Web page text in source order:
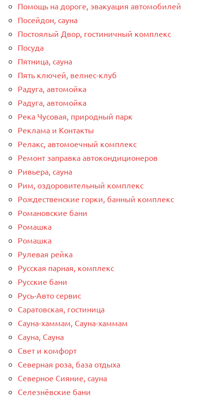
Помощь на дороге, эвакуация автомобилей
Посейдон, сауна
Постоялый Двор, гостиничный комплекс
Посуда
Пятница, сауна
Пять ключей, велнес-клуб
Радуга, автомойка
Радуга, автомойка
Река Чусовая, природный парк
Реклама и Контакты
Релакс, автомоечный комплекс
Ремонт заправка автокондиционеров
Ривьера, сауна
Рим, оздоровительный комплекс
Рождественские горки, банный комплекс
Романовские бани
Ромашка
Ромашка
Рулевая рейка
Русская парная, комплекс
Русские бани
Русь-Авто сервис
Саратовская, гостиница
Сауна-хаммам, Сауна-хаммам
Сауна, Сауна
Свет и комфорт
Северная роза, база отдыха
Северное Сияние, сауна
Селезнёвские бани